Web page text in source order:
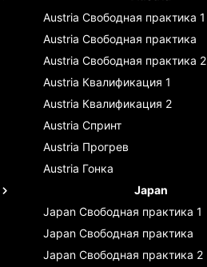
Austria Свободная практика 1
Austria Свободная практика
Austria Свободная практика 2
Austria Квалификация 1
Austria Квалификация 2
Austria Спринт
Austria Прогрев
Austria Гонка
Japan
Japan Свободная практика 1
Japan Свободная практика
Japan Свободная практика 2